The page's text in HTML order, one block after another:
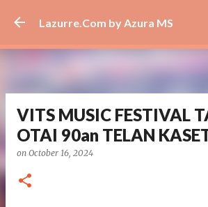
Skip to main content
Lazurre.Com by Azura MS
VITS MUSIC FESTIVAL
OTAI 90an TELAN
on October 16, 2024